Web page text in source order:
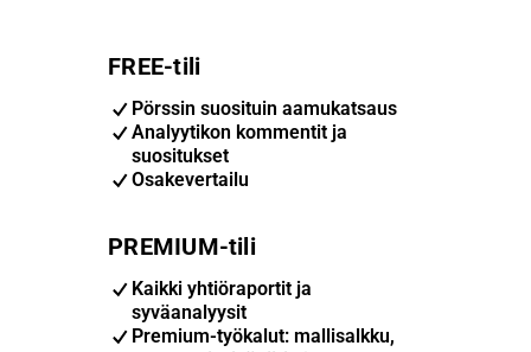
FREE-tili
Pörssin suosituin aamukatsaus
Analyytikon kommentit ja
suositukset
Osakevertailu
PREMIUM-tili
Kaikki yhtiöraportit ja
syväanalyysit
Premium-työkalut: mallisalkku,